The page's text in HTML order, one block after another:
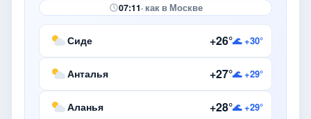
07:11· как в Москве
Сиде +26°🌊 +30°
Анталья +27°🌊 +29°
Аланья +28°🌊 +29°